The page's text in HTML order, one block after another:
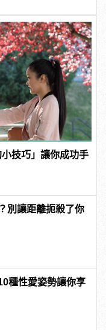
技巧」讓你成功手
別讓距離扼殺了你
種性愛姿勢讓你享